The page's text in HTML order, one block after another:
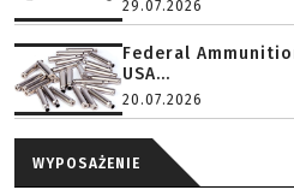
29.07.2026
Federal
USA...
20.07.2026
WYPOSAŻENIE